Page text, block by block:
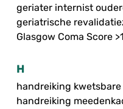
geriater internist
geriatrische
Glasgow Coma Score
H
handreiking
handreiking